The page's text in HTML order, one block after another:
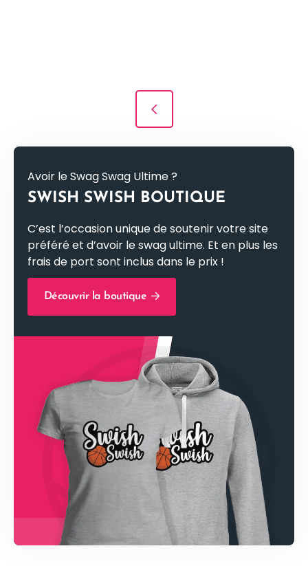
Navigation des articles
Avoir le Swag Swag Ultime ?
SWISH SWISH BOUTIQUE
C’est l’occasion unique de soutenir votre site
préféré et d’avoir le swag ultime. Et en plus les
frais de port sont inclus dans le prix !
Découvrir la boutique